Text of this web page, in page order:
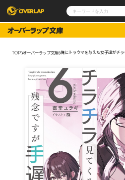
コミックガルド
コミッククリエ
その他
コミックエッセイ
ポケットモンスター
アニメ
ゲーム
企業
会社概要
採用情報
アクセス
オーバーラップホールディングス
オーバーラップ
オーバーラップ
TOP オーバーラップ文庫 俺にトラウマを与えた女子達がチ